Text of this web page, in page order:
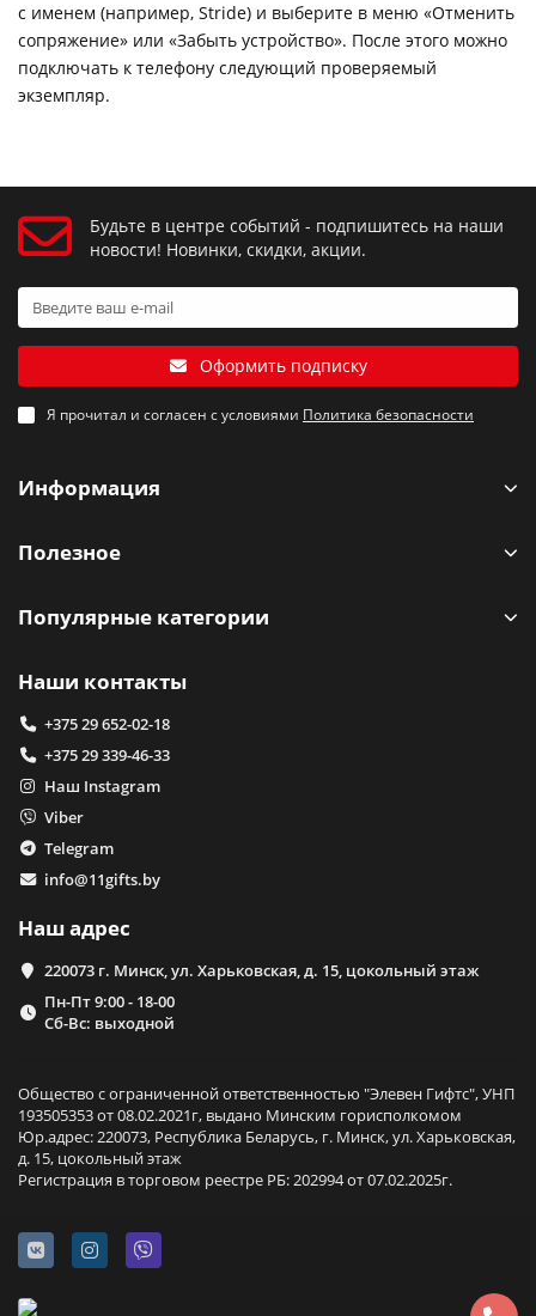
с именем (например, Stride) и выберите в меню «Отменить
сопряжение» или «Забыть устройство». После этого можно
подключать к телефону следующий проверяемый
экземпляр.
Будьте в центре событий - подпишитесь на наши
новости! Новинки, скидки, акции.
Оформить подписку
Я прочитал и согласен с условиями Политика безопасности
Информация
Полезное
Популярные категории
Наши контакты
+375 29 652-02-18
+375 29 339-46-33
Наш Instagram
Viber
Telegram
info@11gifts.by
Наш адрес
220073 г. Минск, ул. Харьковская, д. 15, цокольный этаж
Пн-Пт 9:00 - 18-00
Сб-Вс: выходной
Общество с ограниченной ответственностью "Элевен Гифтс", УНП
193505353 от 08.02.2021г, выдано Минским горисполкомом
Юр.адрес: 220073, Республика Беларусь, г. Минск, ул. Харьковская,
д. 15, цокольный этаж
Регистрация в торговом реестре РБ: 202994 от 07.02.2025г.